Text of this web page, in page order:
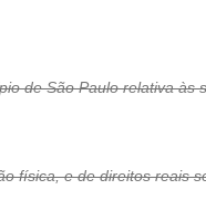
de São Paulo relativa às
física, e de direitos reais